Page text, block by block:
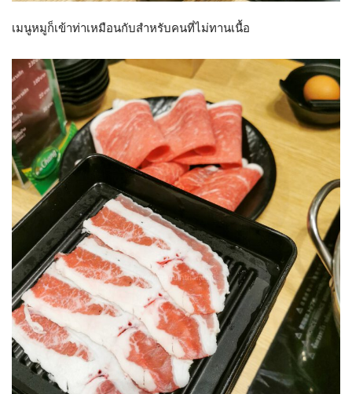
เมนูหมูก็เข้าท่าเหมือนกับสำหรับคนที่ไม่ทานเนื้อ